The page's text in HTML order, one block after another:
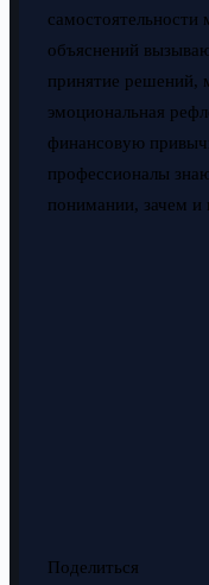
объяснений
принятие решений,
эмоциональная
финансовую
профессионалы
понимании, зачем и
Поделиться